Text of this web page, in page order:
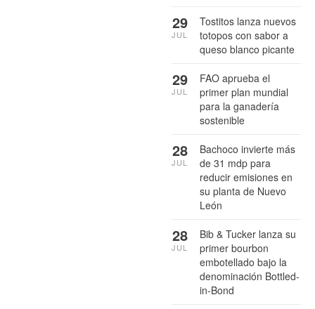
Tostitos lanza nuevos
totopos con sabor a
queso blanco picante
29
JUL
FAO aprueba el
primer plan mundial
para la ganadería
sostenible
29
JUL
Bachoco invierte más
de 31 mdp para
reducir emisiones en
su planta de Nuevo
León
28
JUL
Bib & Tucker lanza su
primer bourbon
embotellado bajo la
denominación Bottled-
in-Bond
28
JUL